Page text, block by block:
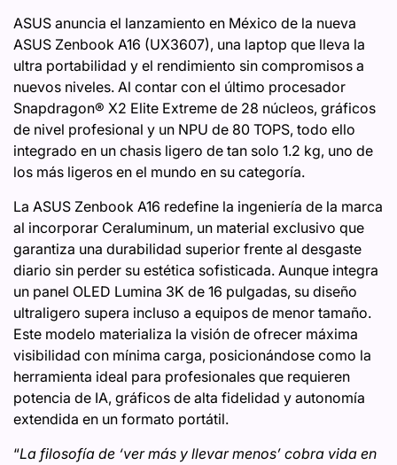
ASUS anuncia el lanzamiento en México de la nueva
ASUS Zenbook A16 (UX3607), una laptop que lleva la
ultra portabilidad y el rendimiento sin compromisos a
nuevos niveles. Al contar con el último procesador
Snapdragon® X2 Elite Extreme de 28 núcleos, gráficos
de nivel profesional y un NPU de 80 TOPS, todo ello
integrado en un chasis ligero de tan solo 1.2 kg, uno de
los más ligeros en el mundo en su categoría.
La ASUS Zenbook A16 redefine la ingeniería de la marca
al incorporar Ceraluminum, un material exclusivo que
garantiza una durabilidad superior frente al desgaste
diario sin perder su estética sofisticada. Aunque integra
un panel OLED Lumina 3K de 16 pulgadas, su diseño
ultraligero supera incluso a equipos de menor tamaño.
Este modelo materializa la visión de ofrecer máxima
visibilidad con mínima carga, posicionándose como la
herramienta ideal para profesionales que requieren
potencia de IA, gráficos de alta fidelidad y autonomía
extendida en un formato portátil.
“La filosofía de ‘ver más y llevar menos’ cobra vida en